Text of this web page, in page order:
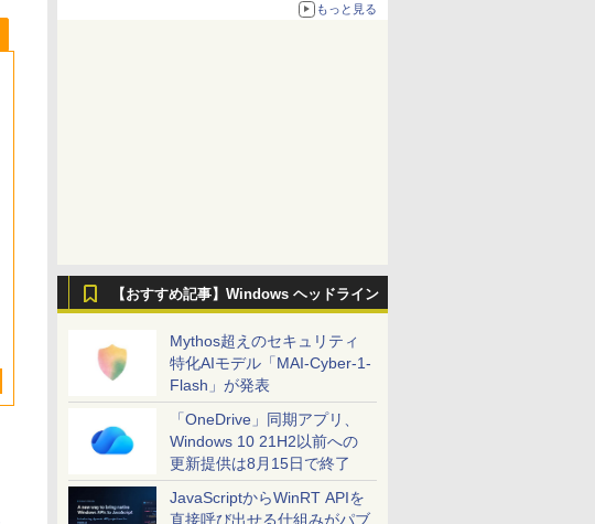
もっと見る
【おすすめ記事】Windows ヘッドライン
Mythos超えのセキュリティ
特化AIモデル「MAI-Cyber-1-
Flash」が発表
「OneDrive」同期アプリ、
Windows 10 21H2以前への
更新提供は8月15日で終了
JavaScriptからWinRT APIを
直接呼び出せる仕組みがパブ